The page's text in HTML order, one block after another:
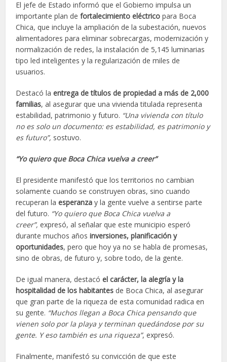
El jefe de Estado informó que el Gobierno impulsa un
importante plan defortalecimiento eléctricopara Boca
Chica, que incluye la ampliación de la subestación, nuevos
alimentadores para eliminar sobrecargas, modernización y
normalización de redes, la instalación de 5,145 luminarias
tipo led inteligentes y la regularización de miles de
usuarios.
Destacó laentrega de títulos de propiedad a más de 2,000
familias, al asegurar que una vivienda titulada representa
estabilidad, patrimonio y futuro. “Una vivienda con título
no es solo un documento: es estabilidad, es patrimonio y
es futuro”, sostuvo.
“Yo quiero que Boca Chica vuelva a creer”
El presidente manifestó que los territorios no cambian
solamente cuando se construyen obras, sino cuando
recuperan la esperanza y la gente vuelve a sentirse parte
del futuro. “Yo quiero que Boca Chica vuelva a
creer”, expresó, al señalar que este municipio esperó
durante muchos añosinversiones, planificación y
oportunidades, pero que hoy ya no se habla de promesas,
sino de obras, de futuro y, sobre todo, de la gente.
De igual manera, destacóel carácter, la alegría y la
hospitalidad de los habitantes de Boca Chica, al asegurar
que gran parte de la riqueza de esta comunidad radica en
su gente. “Muchos llegan a Boca Chica pensando que
vienen solo por la playa y terminan quedándose por su
gente. Y eso también es una riqueza”, expresó.
Finalmente, manifestó su convicción de que este